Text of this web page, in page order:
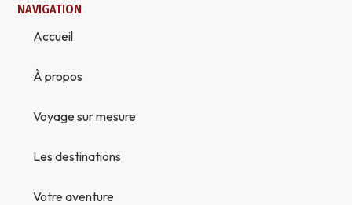
NAVIGATION
Accueil
À propos
Voyage sur mesure
Les destinations
Votre aventure